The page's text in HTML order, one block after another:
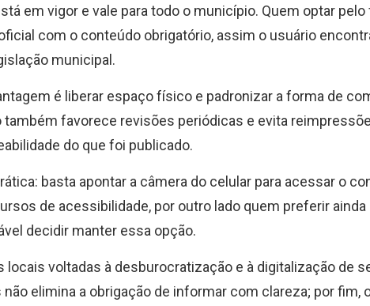
em vigor e vale para todo o município. Quem optar
com o conteúdo obrigatório, assim o usuário
municipal.
é liberar espaço físico e padronizar a forma de
também favorece revisões periódicas e evita
do que foi publicado.
basta apontar a câmera do celular para acessar o
de acessibilidade, por outro lado quem preferir
decidir manter essa opção.
locais voltadas à desburocratização e à digitalização de
elimina a obrigação de informar com clareza; por fim,